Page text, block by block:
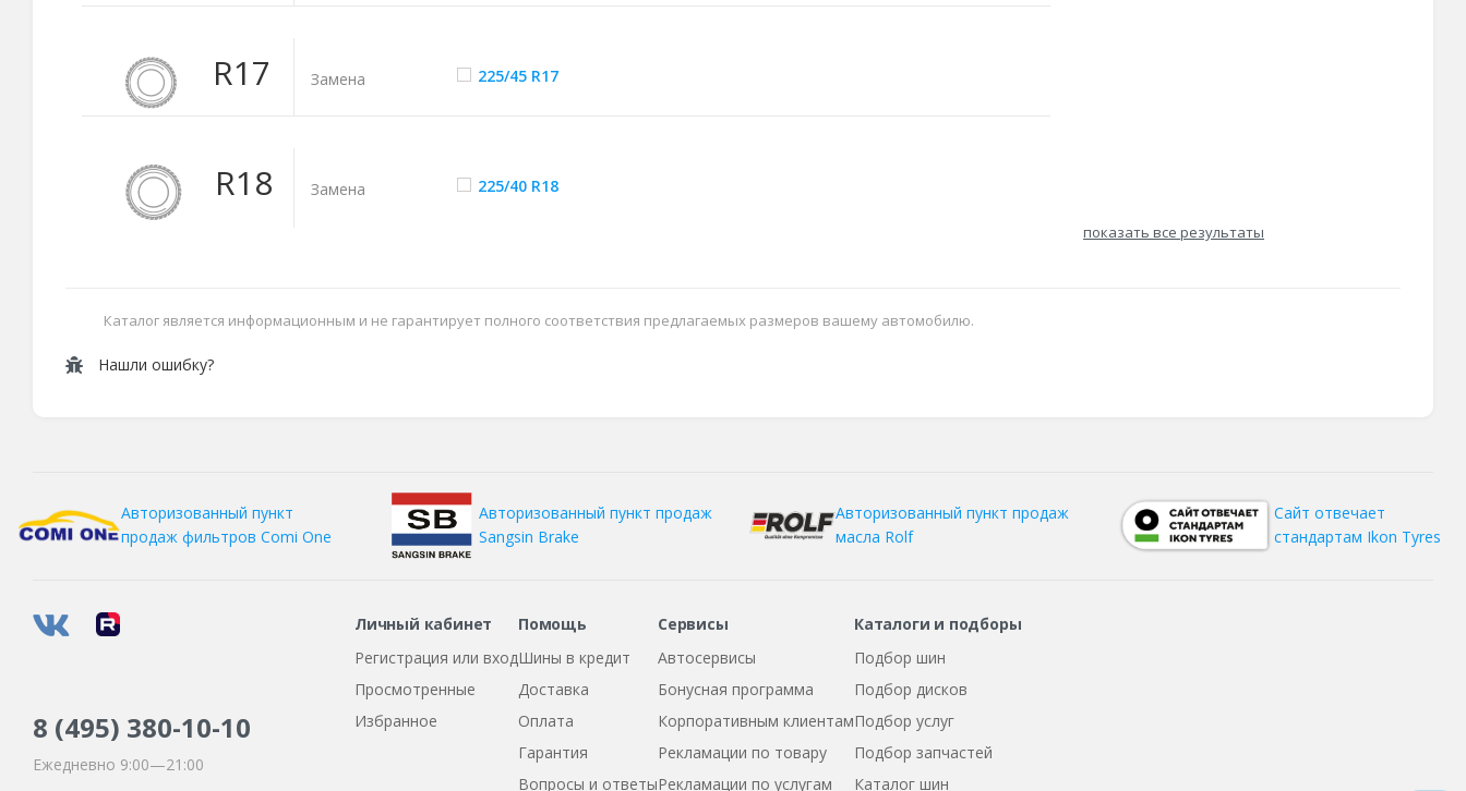
R17 Замена 225/45 R17
R18 Замена 225/40 R18
показать все результаты
Каталог является информационным и не гарантирует полного соответствия предлагаемых размеров вашему автомобилю.
Нашли ошибку?
Авторизованный пункт
продаж фильтров Comi One
Авторизованный пункт продаж
Sangsin Brake
Авторизованный пункт продаж
масла Rolf
Сайт отвечает
стандартам Ikon Tyres
8 (495) 380-10-10
Ежедневно 9:00—21:00
Личный кабинет
Регистрация или вход
Просмотренные
Избранное
Помощь
Шины в кредит
Доставка
Оплата
Гарантия
Вопросы и ответы
Сервисы
Автосервисы
Бонусная программа
Корпоративным клиентам
Рекламации по товару
Рекламации по услугам
Каталоги и подборы
Подбор шин
Подбор дисков
Подбор услуг
Подбор запчастей
Каталог шин